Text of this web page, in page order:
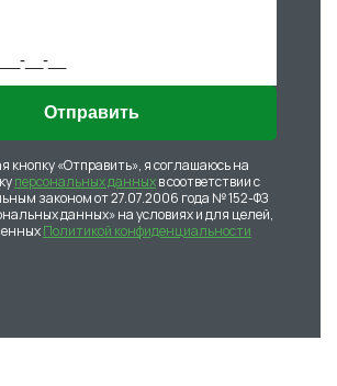
Отправить
кнопку «Отправить», я соглашаюсь на
персональных данныхв соответствии с
законом от 27.07.2006 года № 152-ФЗ
данных» на условиях и для целей,
Политикой конфиденциальности